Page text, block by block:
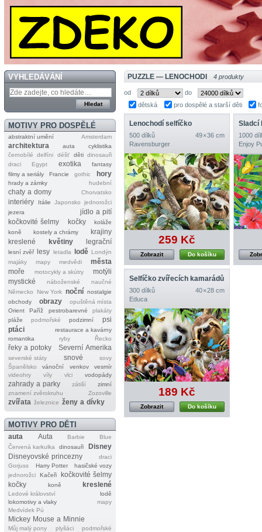
VYHLEDÁVÁNÍ
MOTIVY PRO DOSPĚLÉ
abstraktní umění Amsterdam
architektura auta
cyklistika
černobílé
delfíni déšť děti dinosauři
draci
Egypt exotika
fantasy
filmy a seriály
Francie gothic hory
hrady a zámky hudební
chaty a domy Chorvatsko
interiéry Itálie Japonsko
jednorožci
jezera
jídlo a pití
kočkovité šelmy
kočky
koláže
koně
kostely a chrámy
krajiny
kreslené
květiny legrační
lesní zvěř lesy letadla lodě Londýn
majáky
mapy medvědi
města
moře
motocykly a skútry
motýli
mystické
náboženské
naučné
Německo
New York noční nostalgie
obchody
obrazy
opuštěná místa
Orient
Paříž pestrobarevné
plakáty
pláže
podmořské podzimní
psi
ptáci
restaurace a kavárny
romantika
ryby Řecko
řeky a potoky Severní Amerika
severské státy snové
sovy
Španělsko
vánoční venkov
vesmír
videohry
víly vlci vodopády
zahrady a parky zátiší
zimní
znamení zvěrokruhu
Zozoville
zvířata železnice ženy a dívky
MOTIVY PRO DĚTI
auta Auta Barbie
Blue
Červená karkulka
dinosauři
Disney
Disneyovské princezny
draci
Gorjuss
Harry Potter
hasičské vozy
jednorožci
Kačeři
kočkovité šelmy
kočky
koně kreslené
Ledové království
lodě
lokomotivy a vlaky
mapy
Medvídek Pú
Mickey Mouse a Minnie
Můj malý pony plyšáci
podmořské
PUZZLE — LENOCHODI 4 produkty
od
do
dětská
pro dospělé a starší děti
Lenochodí selfíčko
500 dílků
49 × 36 cm
Ravensburger
259 Kč
Do košíku
Zobrazit
Sladcí
1000
Enjoy
Selfíčko zvířecích kamarádů
300 dílků
40 × 28 cm
Educa
189 Kč
Do košíku
Zobrazit